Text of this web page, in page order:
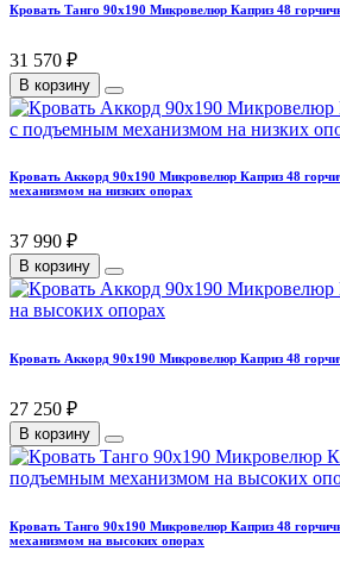
Кровать Танго 90х190 Микровелюр Каприз 48
31 570 ₽
В корзину
Кровать Аккорд 90х190 Микровелюр Каприз 48
механизмом на низких опорах
37 990 ₽
В корзину
Кровать Аккорд 90х190 Микровелюр Каприз 48
27 250 ₽
В корзину
Кровать Танго 90х190 Микровелюр Каприз 48
механизмом на высоких опорах